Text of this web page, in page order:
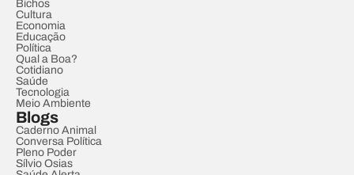
Bichos
Cultura
Economia
Educação
Política
Qual a Boa?
Cotidiano
Saúde
Tecnologia
Meio Ambiente
Blogs
Caderno Animal
Conversa Política
Pleno Poder
Sílvio Osias